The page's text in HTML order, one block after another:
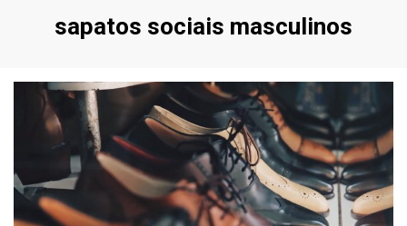
Etiqueta
:
sapatos sociais masculinos